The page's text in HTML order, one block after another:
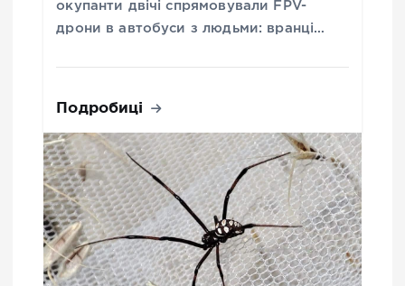
окупанти двічі спрямовували FPV-
дрони в автобуси з людьми: вранці…
Подробиці